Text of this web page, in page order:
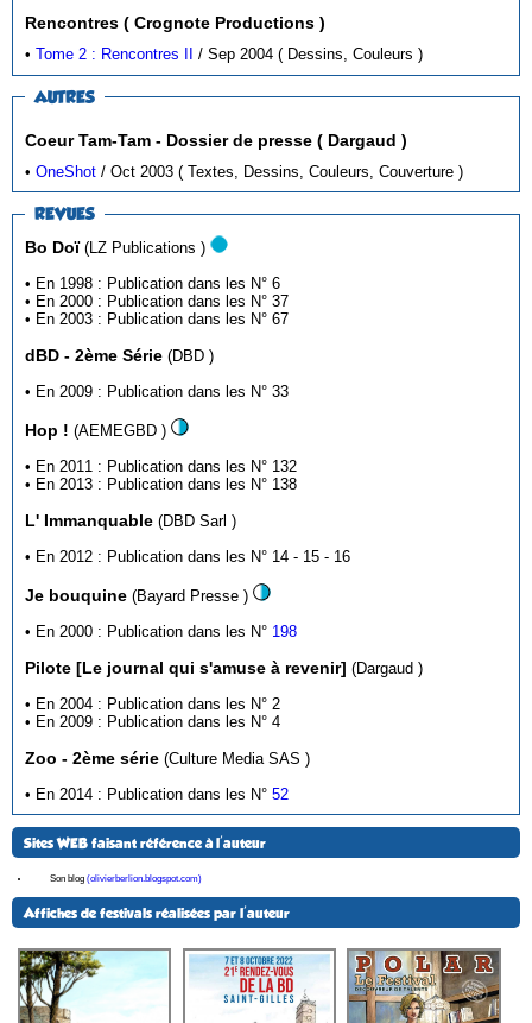
Rencontres ( Crognote Productions )
•Tome 2 : Rencontres II / Sep 2004 ( Dessins, Couleurs )
AUTRES
Coeur Tam-Tam - Dossier de presse ( Dargaud )
•OneShot / Oct 2003 ( Textes, Dessins, Couleurs, Couverture )
REVUES
Bo Doï
(LZ Publications )
• En 1998 : Publication dans les N° 6
• En 2000 : Publication dans les N° 37
• En 2003 : Publication dans les N° 67
dBD - 2ème Série
(DBD )
• En 2009 : Publication dans les N° 33
Hop !
(AEMEGBD )
• En 2011 : Publication dans les N° 132
• En 2013 : Publication dans les N° 138
L' Immanquable
(DBD Sarl )
• En 2012 : Publication dans les N° 14 - 15 - 16
Je bouquine
(Bayard Presse )
• En 2000 : Publication dans les N° 198
Pilote [Le journal qui s'amuse à revenir]
(Dargaud )
• En 2004 : Publication dans les N° 2
• En 2009 : Publication dans les N° 4
Zoo - 2ème série
(Culture Media SAS )
• En 2014 : Publication dans les N°52
Sites WEB faisant référence à l'auteur
Son blog (olivierberlion.blogspot.com)
Affiches de festivals réalisées par l'auteur